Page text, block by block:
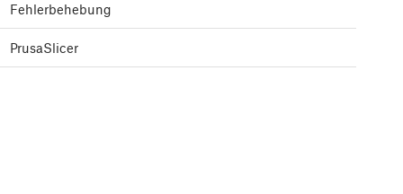
Fehlerbehebung
PrusaSlicer